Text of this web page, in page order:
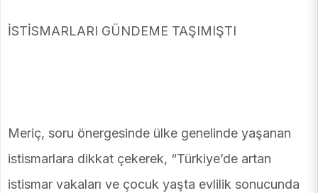
İSTİSMARLARI GÜNDEME TAŞIMIŞTI
Meriç, soru önergesinde ülke genelinde yaşanan
istismarlara dikkat çekerek, “Türkiye’de artan
istismar vakaları ve çocuk yaşta evlilik sonucunda